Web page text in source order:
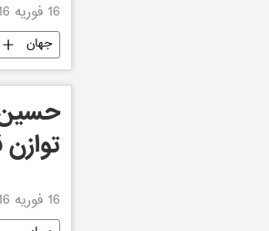
16 فوریه 2016, 21:30
جهان
حسین
16 فوریه 2016, 21:15